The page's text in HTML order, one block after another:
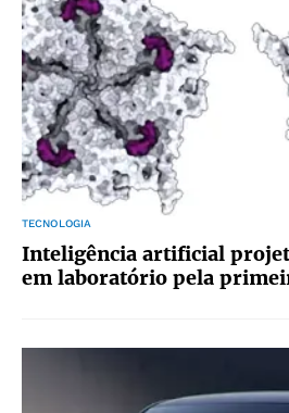
TECNOLOGIA
Inteligência artificial
em laboratório pela